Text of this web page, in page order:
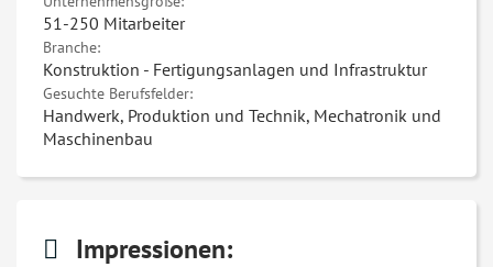
51-250 Mitarbeiter
Branche:
Konstruktion - Fertigungsanlagen und Infrastruktur
Gesuchte Berufsfelder:
Handwerk, Produktion und Technik, Mechatronik und
Maschinenbau
Impressionen: